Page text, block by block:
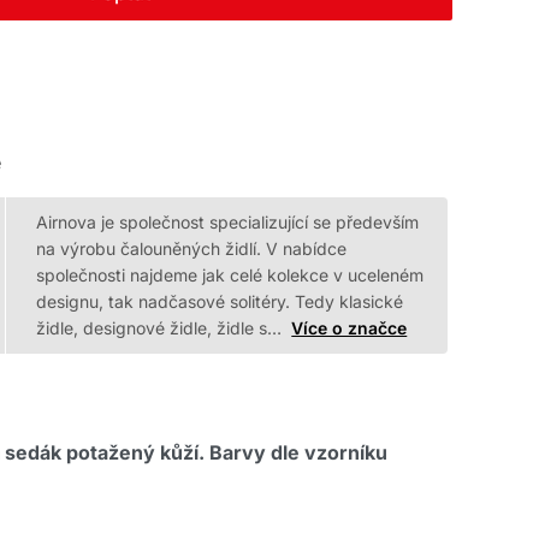
Airnova je společnost specializující se především
na výrobu čalouněných židlí. V nabídce
společnosti najdeme jak celé kolekce v uceleném
designu, tak nadčasové solitéry. Tedy klasické
židle, designové židle, židle s… Více o značce
sedák potažený kůží. Barvy dle vzorníku